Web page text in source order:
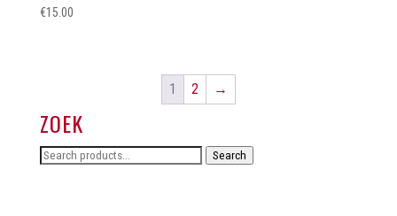
€15.00
1 2 →
ZOEK
Search
Search